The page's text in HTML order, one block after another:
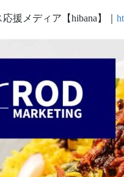
援メディア【hibana】｜